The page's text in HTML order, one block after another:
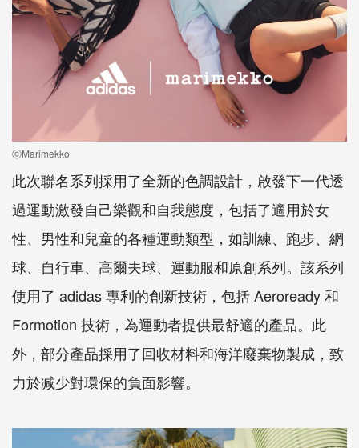
ⓒMarimekko
此次聯名系列採用了全新的色調設計，啟發下一代透
過運動激發自己樂觀和自我態度，包括了適用於女
性、男性和兒童的各種運動類型，如訓練、跑步、網
球、自行車、高爾夫球、運動服和原創系列。該系列
使用了 adidas 專利的創新技術，包括 Aeroready 和
Formotion 技術，為運動者提供最舒適的產品。此
外，部分產品採用了回收材料和海洋廢棄物製成，致
力於减少對環保的負面影響。